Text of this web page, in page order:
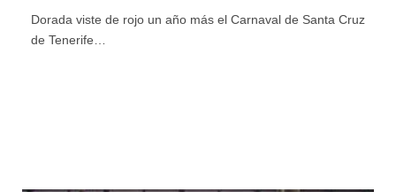
Dorada viste de rojo un año más el Carnaval de Santa Cruz
de Tenerife…